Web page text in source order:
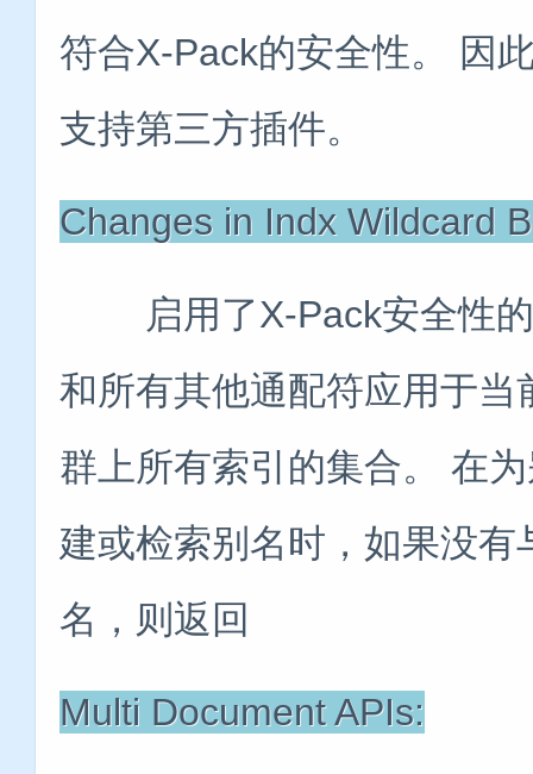
符合X-Pack的安全性。 因
支持第三方插件。
Changes in Indx Wildcard
启用了X-Pack安全性的
和所有其他通配符应用于
群上所有索引的集合。 在
建或检索别名时，如果没
名，则返回
Multi Document APIs: